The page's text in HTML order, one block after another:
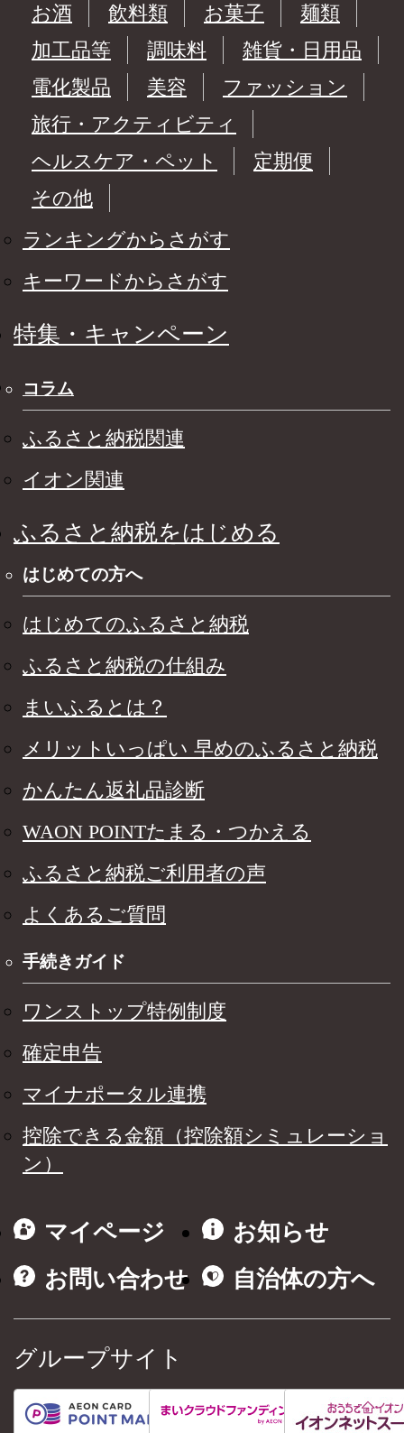
お酒
飲料類 お菓子
麺類
加工品等
調味料
雑貨・日用品
電化製品
美容
ファッション
旅行・アクティビティ
ヘルスケア・ペット
定期便
その他
ランキングからさがす
キーワードからさがす
特集・キャンペーン
コラム
ふるさと納税関連
イオン関連
ふるさと納税をはじめる
はじめての方へ
はじめてのふるさと納税
ふるさと納税の仕組み
まいふるとは？
メリットいっぱい 早めのふるさと納税
かんたん返礼品診断
WAON POINTたまる・つかえる
ふるさと納税ご利用者の声
よくあるご質問
手続きガイド
ワンストップ特例制度
確定申告
マイナポータル連携
控除できる金額（控除額シミュレーショ
ン）
マイページ
お知らせ
お問い合わせ
自治体の方へ
グループサイト